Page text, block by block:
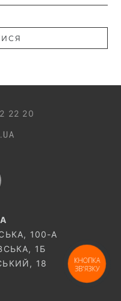
22 20
100-A
1Б
18
КНОПКА
ЗВ'ЯЗКУ